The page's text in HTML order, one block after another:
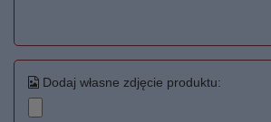
Dodaj własne zdjęcie produktu: